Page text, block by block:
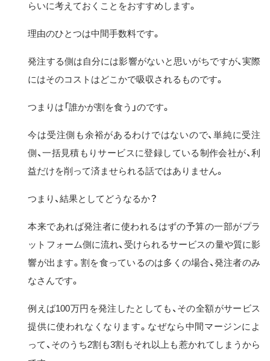
らいに考えておくことをおすすめします。
理由のひとつは中間手数料です。
発注する側は自分には影響がないと思いがちですが、実際
にはそのコストはどこかで吸収されるものです。
つまりは「誰かが割を食う」のです。
今は受注側も余裕があるわけではないので、単純に受注
側、一括見積もりサービスに登録している制作会社が、利
益だけを削って済ませられる話ではありません。
つまり、結果としてどうなるか？
本来であれば発注者に使われるはずの予算の一部がプラ
ットフォーム側に流れ、受けられるサービスの量や質に影
響が出ます。割を食っているのは多くの場合、発注者のみ
なさんです。
例えば100万円を発注したとしても、その全額がサービス
提供に使われなくなります。なぜなら中間マージンによ
って、そのうち2割も3割もそれ以上も惹かれてしまうから